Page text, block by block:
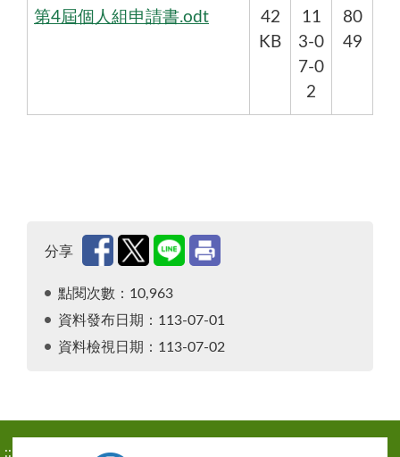
第4屆個人組申請書.odt
42
KB
11
3-0
7-0
2
80
49
分享
點閱次數：10,963
資料發布日期：113-07-01
資料檢視日期：113-07-02
:::